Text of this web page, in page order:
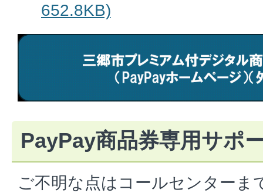
652.8KB)
PayPay商品券専用サポ
ご不明な点はコールセンターま